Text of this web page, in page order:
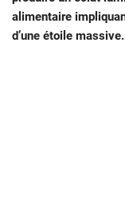
alimentaire
d’une étoile massive.